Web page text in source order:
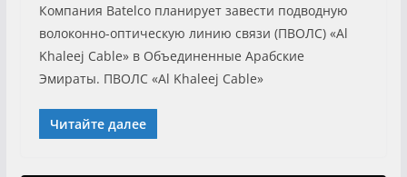
Компания Batelco планирует завести подводную
волоконно-оптическую линию связи (ПВОЛС) «Al
Khaleej Cable» в Объединенные Арабские
Эмираты. ПВОЛС «Al Khaleej Cable»
Читайте далее